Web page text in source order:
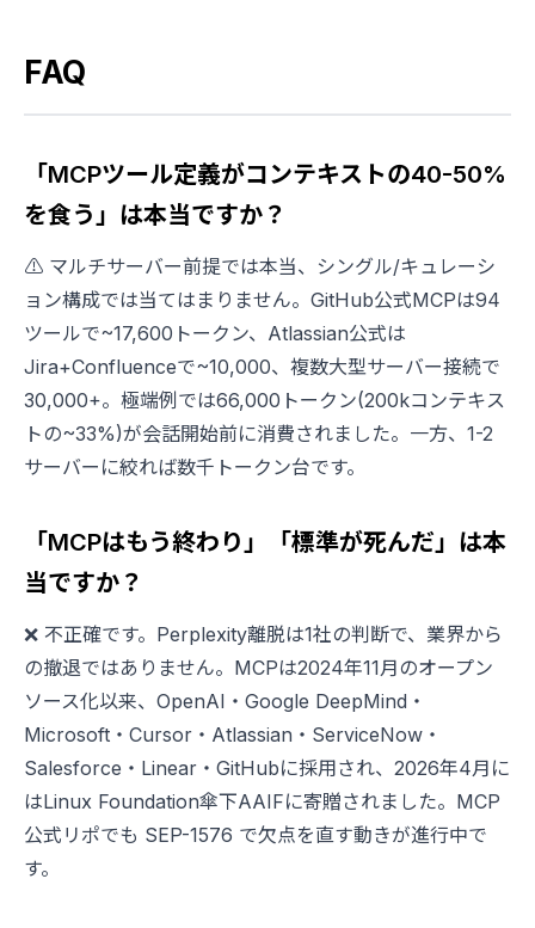
FAQ
「MCPツール定義がコンテキストの40-50%
を食う」は本当ですか？
⚠️ マルチサーバー前提では本当、シングル/キュレーシ
ョン構成では当てはまりません。GitHub公式MCPは94
ツールで~17,600トークン、Atlassian公式は
Jira+Confluenceで~10,000、複数大型サーバー接続で
30,000+。極端例では66,000トークン(200kコンテキス
トの~33%)が会話開始前に消費されました。一方、1-2
サーバーに絞れば数千トークン台です。
「MCPはもう終わり」「標準が死んだ」は本
当ですか？
❌ 不正確です。Perplexity離脱は1社の判断で、業界から
の撤退ではありません。MCPは2024年11月のオープン
ソース化以来、OpenAI・Google DeepMind・
Microsoft・Cursor・Atlassian・ServiceNow・
Salesforce・Linear・GitHubに採用され、2026年4月に
はLinux Foundation傘下AAIFに寄贈されました。MCP
公式リポでも SEP-1576 で欠点を直す動きが進行中で
す。